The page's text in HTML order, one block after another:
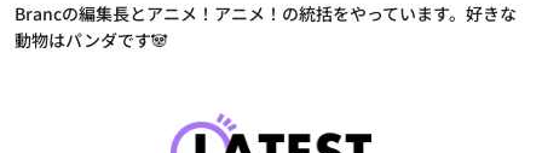
Brancの編集長とアニメ！アニメ！の統括をやっています。好きな
動物はパンダです🐼